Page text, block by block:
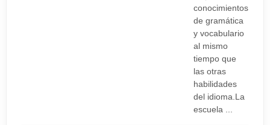
conocimientos
de gramática
y vocabulario
al mismo
tiempo que
las otras
habilidades
del idioma.La
escuela ...